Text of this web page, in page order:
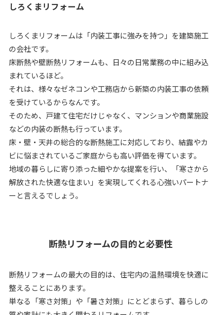
しろくまリフォーム
しろくまリフォームは「内装工事に強みを持つ」を建築施工
の会社です。
床断熱や壁断熱リフォームも、日々の日常業務の中に組み込
まれているほど。
それは、様々なゼネコンや工務店から新築の内装工事の依頼
を受けているからなんです。
そのため、戸建て住宅だけじゃなく、マンションや商業施設
などの内装の断熱も行っています。
床・壁・天井の総合的な断熱施工に対応しており、結露やカ
ビに悩まされているご家庭からも高い評価を得ています。
地域の暮らしに寄り添った細やかな提案を行い、「寒さから
解放された快適な住まい」を実現してくれる心強いパートナ
ーと言えるでしょう。
断熱リフォームの目的と必要性
断熱リフォームの最大の目的は、住宅内の温熱環境を快適に
整えることにあります。
単なる「寒さ対策」や「暑さ対策」にとどまらず、暮らしの